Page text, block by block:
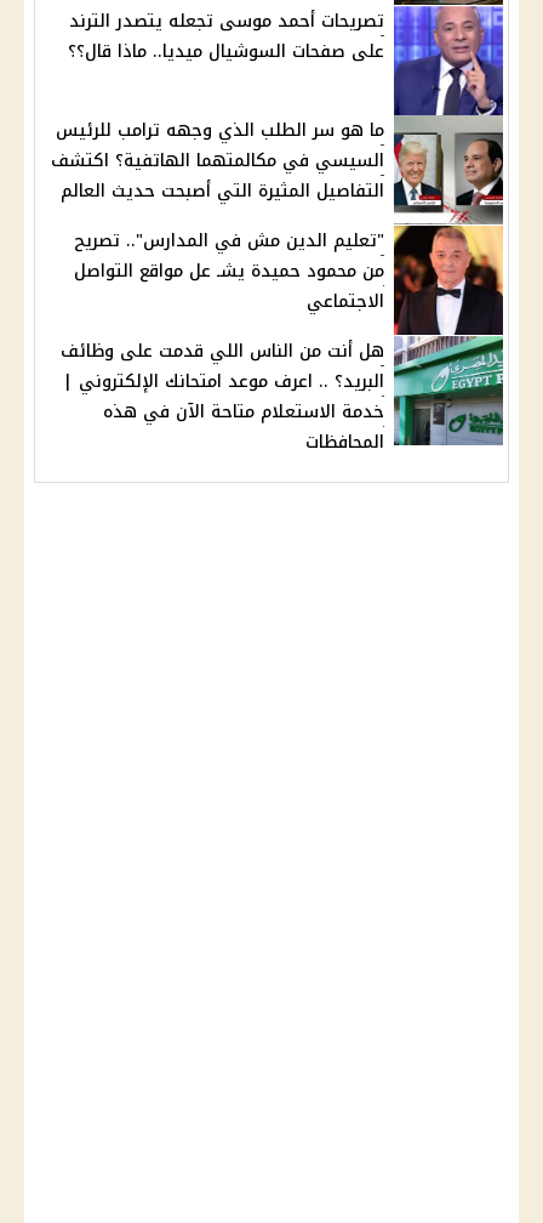
تصريحات أحمد موسى تجعله يتصدر الترند
على صفحات السوشيال ميديا.. ماذا قال؟؟
ما هو سر الطلب الذي وجهه ترامب للرئيس
السيسي في مكالمتهما الهاتفية؟ اكتشف
التفاصيل المثيرة التي أصبحت حديث العالم
"تعليم الدين مش في المدارس".. تصريح
من محمود حميدة يشـ عل مواقع التواصل
الاجتماعي
هل أنت من الناس اللي قدمت على وظائف
البريد؟ .. اعرف موعد امتحانك الإلكتروني |
خدمة الاستعلام متاحة الآن في هذه
المحافظات